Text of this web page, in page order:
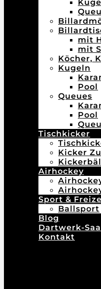
mit
mit
Köcher,
Kugeln
Pool
Queues
Pool
Tischkicker
Kicker
Airhockey
Sport &
Ballsport
Blog
Dartwerk-
Kontakt